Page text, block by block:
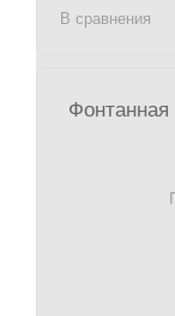
В сравнения
Фонтанная